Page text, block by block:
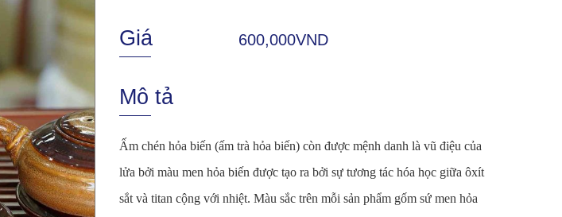
Giá 600,000VND
Mô tả
Ấm chén hỏa biến (ấm trà hỏa biến) còn được mệnh danh là vũ điệu của
lửa bởi màu men hỏa biến được tạo ra bởi sự tương tác hóa học giữa ôxít
sắt và titan cộng với nhiệt. Màu sắc trên mỗi sản phẩm gốm sứ men hỏa